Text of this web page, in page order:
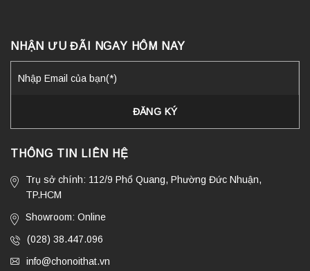
NHẬN ƯU ĐÃI NGAY HÔM NAY
THÔNG TIN LIÊN HỆ
Trụ sở chính: 112/9 Phổ Quang, Phường Đức Nhuận,
TP.HCM
Showroom: Online
(028) 38.447.096
info@chonoithat.vn